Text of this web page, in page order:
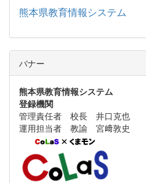
熊本県教育情報システム
バナー
熊本県教育情報システム
登録機関
管理責任者 校長 井口克也
運用担当者 教諭 宮﨑敦史